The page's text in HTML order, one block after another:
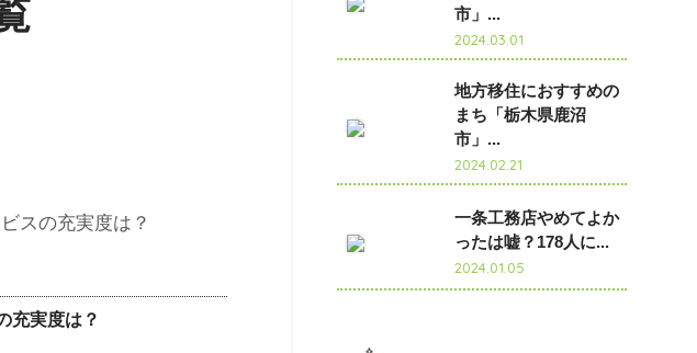
充実度は？
市」...
2024.03.01
地方移住におすすめの
まち「栃木県鹿沼
市」...
2024.02.21
一条工務店やめてよか
ったは嘘？178人に...
2024.01.05